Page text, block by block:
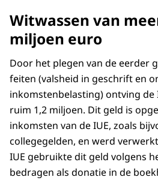
Witwassen van
miljoen euro
Door het plegen van de eerder
feiten (valsheid in geschrift en
inkomstenbelasting) ontving de
ruim 1,2 miljoen. Dit geld is
inkomsten van de IUE, zoals
collegegelden, en werd
IUE gebruikte dit geld volgens
bedragen als donatie in de